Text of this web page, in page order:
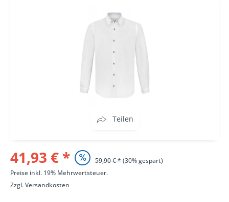
Teilen
41,93 € * 59,90 € *(30% gespart)
Preise inkl. 19% Mehrwertsteuer.
Zzgl.Versandkosten